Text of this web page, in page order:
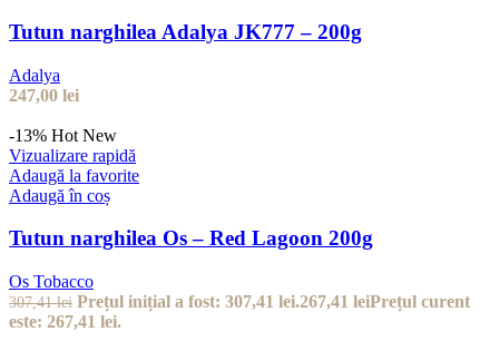
Tutun narghilea Adalya JK777 – 200g
Adalya
247,00 lei
-13% Hot New
Vizualizare rapidă
Adaugă la favorite
Adaugă în coș
Tutun narghilea Os – Red Lagoon 200g
Os Tobacco
307,41lei Prețul inițial a fost: 307,41 lei.267,41 leiPrețul curent
este: 267,41 lei.